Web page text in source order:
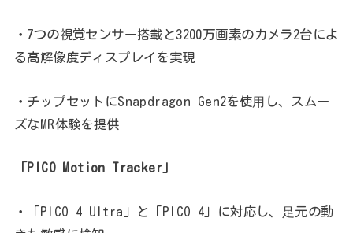
・7つの視覚センサー搭載と3200万画素のカメラ2台によ
る高解像度ディスプレイを実現
・チップセットにSnapdragon Gen2を使⽤し、スムー
ズなMR体験を提供
「PICO Motion Tracker」
・「PICO 4 Ultra」と「PICO 4」に対応し、⾜元の動